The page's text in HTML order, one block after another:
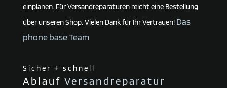
einplanen. Für Versandreparaturen reicht eine Bestellung
über unseren Shop. Vielen Dank für Ihr Vertrauen! Das
phone base Team
Sicher + schnell
Ablauf Versandreparatur